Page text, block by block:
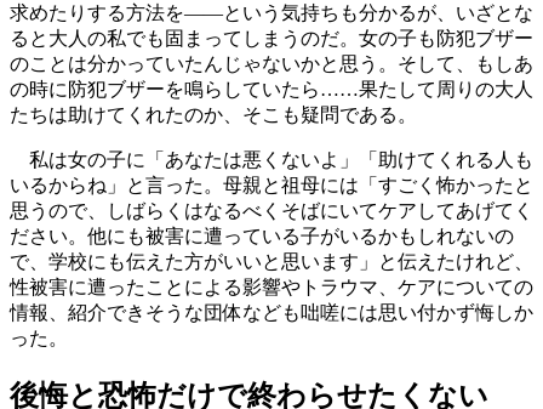
求めたりする方法を――という気持ちも分かるが、いざとな
ると大人の私でも固まってしまうのだ。女の子も防犯ブザー
のことは分かっていたんじゃないかと思う。そして、もしあ
の時に防犯ブザーを鳴らしていたら……果たして周りの大人
たちは助けてくれたのか、そこも疑問である。
私は女の子に「あなたは悪くないよ」「助けてくれる人も
いるからね」と言った。母親と祖母には「すごく怖かったと
思うので、しばらくはなるべくそばにいてケアしてあげてく
ださい。他にも被害に遭っている子がいるかもしれないの
で、学校にも伝えた方がいいと思います」と伝えたけれど、
性被害に遭ったことによる影響やトラウマ、ケアについての
情報、紹介できそうな団体なども咄嗟には思い付かず悔しか
った。
後悔と恐怖だけで終わらせたくない